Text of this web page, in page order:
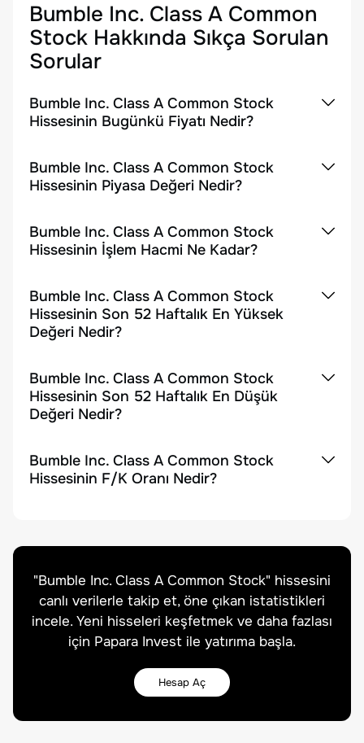
Bumble Inc. Class A Common
Stock Hakkında Sıkça Sorulan
Sorular
Bumble Inc. Class A Common Stock
Hissesinin Bugünkü Fiyatı Nedir?
Bumble Inc. Class A Common Stock
Hissesinin Piyasa Değeri Nedir?
Bumble Inc. Class A Common Stock
Hissesinin İşlem Hacmi Ne Kadar?
Bumble Inc. Class A Common Stock
Hissesinin Son 52 Haftalık En Yüksek
Değeri Nedir?
Bumble Inc. Class A Common Stock
Hissesinin Son 52 Haftalık En Düşük
Değeri Nedir?
Bumble Inc. Class A Common Stock
Hissesinin F/K Oranı Nedir?
"Bumble Inc. Class A Common Stock" hissesini
canlı verilerle takip et, öne çıkan istatistikleri
incele. Yeni hisseleri keşfetmek ve daha fazlası
için Papara Invest ile yatırıma başla.
Hesap Aç